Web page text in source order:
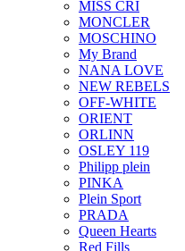
MISS CRI
MONCLER
MOSCHINO
My Brand
NANA LOVE
NEW REBELS
OFF-WHITE
ORIENT
ORLINN
OSLEY 119
Philipp plein
PINKA
Plein Sport
PRADA
Queen Hearts
Red Fills